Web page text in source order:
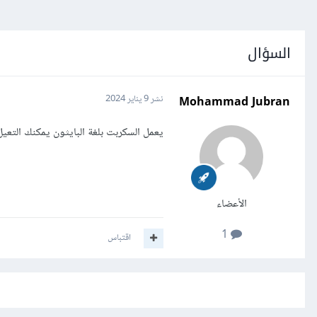
السؤال
Mohammad Jubran
الأعضاء
نشر9 يناير 2024
يعمل السكربت بلغة البايثون يمكنك
اقتباس